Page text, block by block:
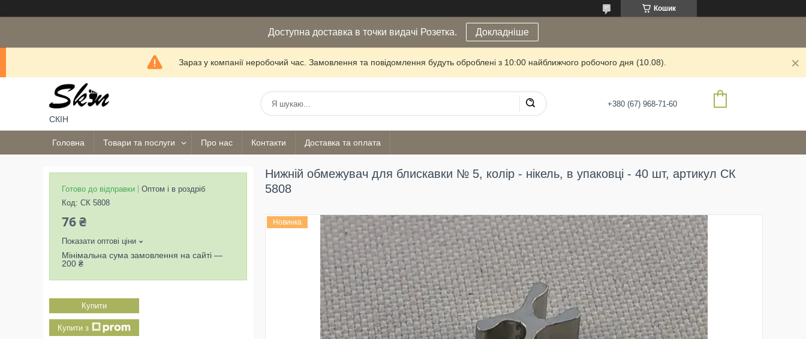
Кошик
Доступна доставка в точки видачі Розетка. Докладніше
Зараз у компанії неробочий час. Замовлення та повідомлення будуть оброблені з 10:00 найближчого робочого дня (10.08).
СКІН
+380 (67) 968-71-60
Головна Товари та послуги Про нас Контакти Доставка та оплата
Нижній обмежувач для блискавки № 5, колір - нікель, в упаковці - 40 шт, артикул СК
5808
Новинка
Готово до відправки
Оптом і в роздріб
Код: СК 5808
76 ₴
Показати оптові ціни
Мінімальна сума замовлення на сайті —
200 ₴
Купити
Купити з